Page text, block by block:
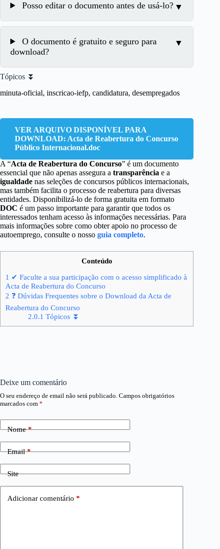
Posso editar o documento antes de usá-lo?
O documento é gratuito e seguro para
download?
Tópicos ⏬
minuta-oficial, inscricao-iefp, candidatura, desempregados
VER ARQUIVO DISPONÍVEL PARA
DOWNLOAD: Acta de Reabertura do Concurso
Público Internacional.doc
A “Acta de Reabertura do Concurso” é um documento
essencial que não apenas assegura a transparência e a
igualdade nas seleções de concursos públicos internacionais,
mas também facilita o processo de reabertura para diversas
entidades. Disponibilizá-lo de forma gratuita em formato
DOC é um passo importante para garantir que todos os
interessados tenham acesso às informações necessárias. Para
mais informações sobre como obter apoio no processo de
autoemprego, consulte o nosso guia completo.
Conteúdo
1 ✔ Faculte a sua participação com o acesso simplificado à
Acta de Reabertura do Concurso
2 ❓ Dúvidas Frequentes sobre o Download da Acta de
Reabertura do Concurso
2.0.1 Tópicos ⏬
Deixe um comentário
O seu endereço de email não será publicado. Campos obrigatórios
marcados com *
Nome*
Email*
Site
Adicionar comentário *